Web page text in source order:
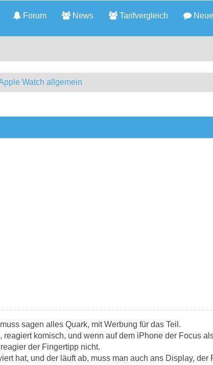
Forum News Tarifvergleich
Watch allgemein
sagen alles Quark, mit Werbung für das Teil.
reagiert komisch, und wenn auf dem iPhone der Focus
der Fingertipp nicht.
hat, und der läuft ab, muss man auch ans Display, der